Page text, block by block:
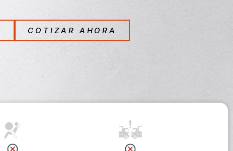
COTIZAR AHORA